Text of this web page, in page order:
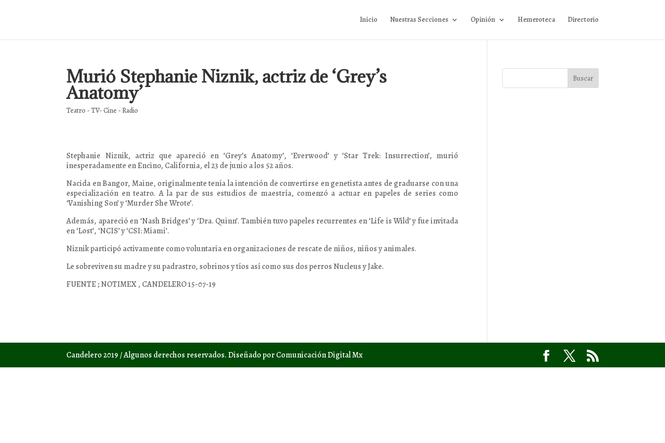
Inicio Nuestras Secciones Opinión Hemeroteca Directorio
Murió Stephanie Niznik, actriz de ‘Grey’s
Anatomy’
Teatro - TV- Cine - Radio
Stephanie Niznik, actriz que apareció en ‘Grey’s Anatomy’, ‘Everwood’ y ‘Star Trek: Insurrection’, murió
inesperadamente en Encino, California, el 23 de junio a los 52 años.
Nacida en Bangor, Maine, originalmente tenía la intención de convertirse en genetista antes de graduarse con una
especialización en teatro. A la par de sus estudios de maestría, comenzó a actuar en papeles de series como
‘Vanishing Son’ y ‘Murder She Wrote’.
Además, apareció en ‘Nash Bridges’ y ‘Dra. Quinn’. También tuvo papeles recurrentes en ‘Life is Wild’ y fue invitada
en ‘Lost’, ‘NCIS’ y ‘CSI: Miami’.
Niznik participó activamente como voluntaria en organizaciones de rescate de niños, niños y animales.
Le sobreviven su madre y su padrastro, sobrinos y tíos así como sus dos perros Nucleus y Jake.
FUENTE ; NOTIMEX , CANDELERO 15-07-19
Candelero 2019 / Algunos derechos reservados. Diseñado por Comunicación Digital Mx